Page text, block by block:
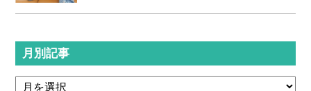
月別記事